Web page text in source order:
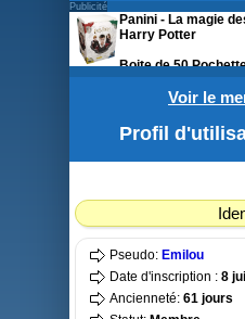
Voir le
Profil
Pseudo: Emilou
Date d'inscription : 8
Ancienneté: 61 jours
Publicité
Panini - La magie
Harry Potter
Boite de 50
stickers + 1 carte